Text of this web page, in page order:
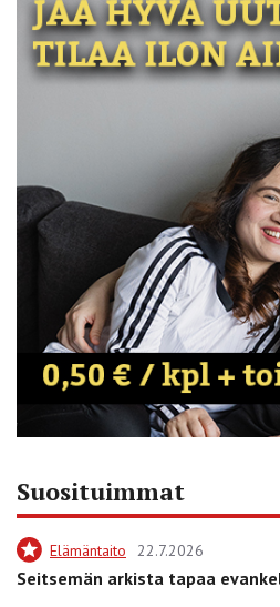
Suosituimmat
Elämäntaito 22.7.2026
Seitsemän arkista tapaa